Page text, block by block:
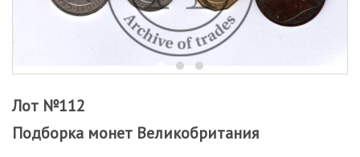
Лот №112
Подборка монет Великобритания